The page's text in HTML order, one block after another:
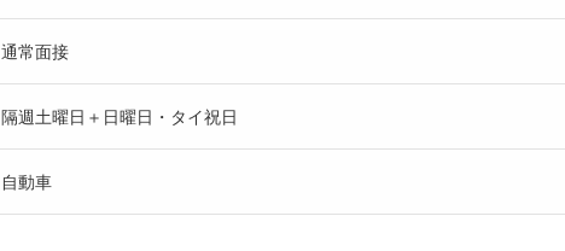
通常面接
隔週土曜日＋日曜日・タイ祝日
自動車